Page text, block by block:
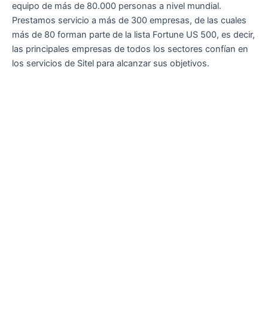
equipo de más de 80.000 personas a nivel mundial.
Prestamos servicio a más de 300 empresas, de las cuales
más de 80 forman parte de la lista Fortune US 500, es decir,
las principales empresas de todos los sectores confían en
los servicios de Sitel para alcanzar sus objetivos.